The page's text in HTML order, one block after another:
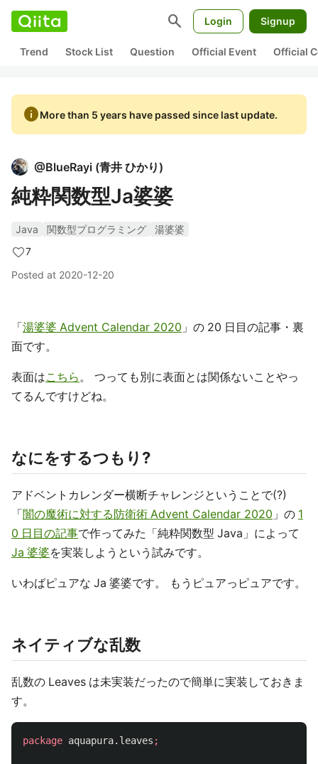
search Login Signup
Trend Stock List Question Official Event Official
infoMore than 5 years have passed since last update.
@BlueRayi (青井 ひかり)
純粋関数型Ja婆婆
Java 関数型プログラミング
湯婆婆
7
Posted at 2020-12-20
「湯婆婆 Advent Calendar 2020 」の 20 日目の記事・裏
面です。
表面はこちら。 つっても別に表面とは関係ないことやっ
てるんですけどね。
なにをするつもり?
アドベントカレンダー横断チャレンジということで(?)
「闇の魔術に対する防衛術 Advent Calendar 2020 」の 1
0 日目の記事で作ってみた「純粋関数型 Java」によって
Ja 婆婆を実装しようという試みです。
いわばピュアな Ja 婆婆です。 もうピュアっピュアです。
ネイティブな乱数
乱数の Leaves は未実装だったので簡単に実装しておきま
す。
package aquapura.leaves ;